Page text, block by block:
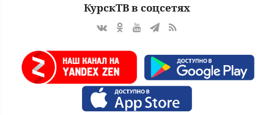
КурскТВ в соцсетях